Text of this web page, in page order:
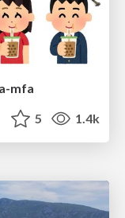
mfa
5 1.4k